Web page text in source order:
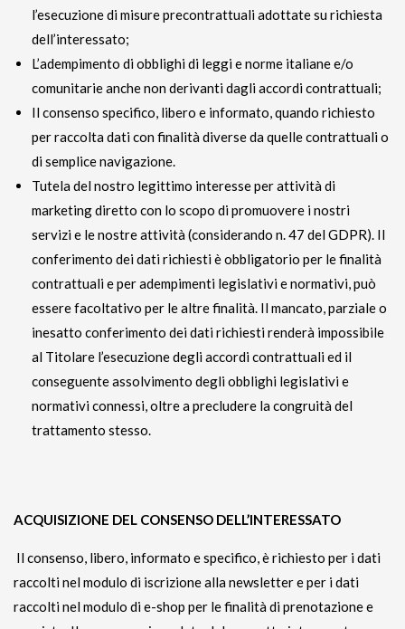
l’esecuzione di misure precontrattuali adottate su richiesta
dell’interessato;
L’adempimento di obblighi di leggi e norme italiane e/o
comunitarie anche non derivanti dagli accordi contrattuali;
Il consenso specifico, libero e informato, quando richiesto
per raccolta dati con finalità diverse da quelle contrattuali o
di semplice navigazione.
Tutela del nostro legittimo interesse per attività di
marketing diretto con lo scopo di promuovere i nostri
servizi e le nostre attività (considerando n. 47 del GDPR). Il
conferimento dei dati richiesti è obbligatorio per le finalità
contrattuali e per adempimenti legislativi e normativi, può
essere facoltativo per le altre finalità. Il mancato, parziale o
inesatto conferimento dei dati richiesti renderà impossibile
al Titolare l’esecuzione degli accordi contrattuali ed il
conseguente assolvimento degli obblighi legislativi e
normativi connessi, oltre a precludere la congruità del
trattamento stesso.
ACQUISIZIONE DEL CONSENSO DELL’INTERESSATO
Il consenso, libero, informato e specifico, è richiesto per i dati
raccolti nel modulo di iscrizione alla newsletter e per i dati
raccolti nel modulo di e-shop per le finalità di prenotazione e